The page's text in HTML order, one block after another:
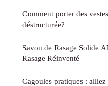
Comment porter des
déstructurée?
Savon de Rasage Solide
Rasage Réinventé
Cagoules pratiques :